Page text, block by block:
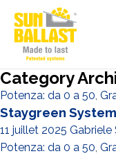
Category
Potenza: da 0 a 50,
Staygreen
11 juillet 2025 Gabriele
Potenza: da 0 a 50,